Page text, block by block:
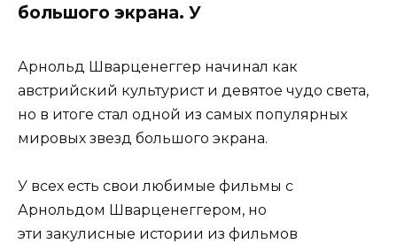
большого экрана. У
Арнольд Шварценеггер начинал как
австрийский культурист и девятое чудо света,
но в итоге стал одной из самых популярных
мировых звезд большого экрана.
У всех есть свои любимые фильмы с
Арнольдом Шварценеггером, но
эти закулисные истории из фильмов